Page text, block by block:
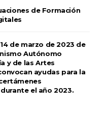
de Formación
de marzo de 2023 de
Autónomo
y de las Artes
ayudas para la
el año 2023.